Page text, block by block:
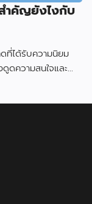
ำคัญยังไงกับ
ที่ได้รับความนิยม
ดความสนใจและ